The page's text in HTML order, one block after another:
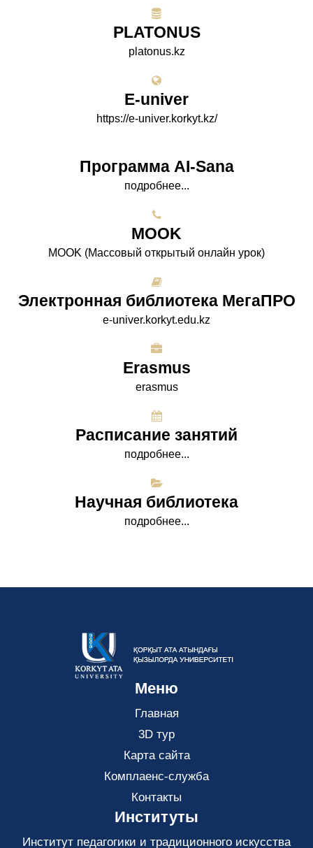
PLATONUS
platonus.kz
E-univer
https://e-univer.korkyt.kz/
Программа AI-Sana
подробнее...
МООK
МООK (Массовый открытый онлайн урок)
Электронная библиотека МегаПРО
e-univer.korkyt.edu.kz
Erasmus
erasmus
Расписание занятий
подробнее...
Научная библиотека
подробнее...
Меню
Главная
3D тур
Карта сайта
Комплаенс-служба
Контакты
Институты
Институт педагогики и традиционного искусства